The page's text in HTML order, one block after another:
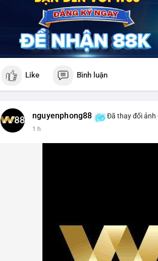
Like Bình luận
nguyenphong88 Đã thay đổi ảnh
1 h